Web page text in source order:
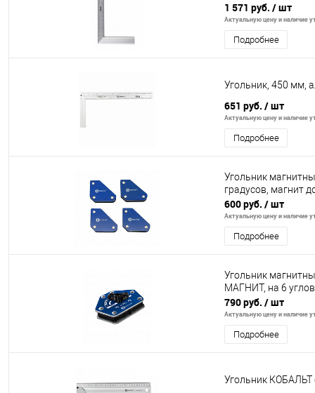
1 571 руб. / шт
Актуальную цену и наличие
Подробнее
Угольник, 450 мм,
651 руб. / шт
Актуальную цену и наличие
Подробнее
Угольник
градусов, магнит
600 руб. / шт
Актуальную цену и наличие
Подробнее
Угольник
МАГНИТ, на 6
790 руб. / шт
Актуальную цену и наличие
Подробнее
Угольник